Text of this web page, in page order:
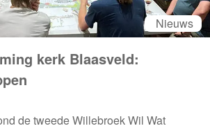
Nieuws
kerk Blaasveld:
de tweede Willebroek Wil Wat